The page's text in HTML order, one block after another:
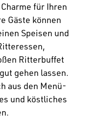
für Ihren
Gäste können
Speisen und
Ritterbuffet
gehen lassen.
aus den Menü-
und köstliches